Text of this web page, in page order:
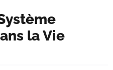
la Vie